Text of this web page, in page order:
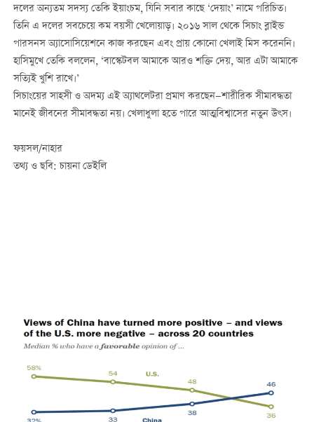
দলের অন্যতম সদস্য তেকি ইয়াংচম, যিনি সবার কাছে ‘দেয়াং’ নামে পরিচিত।
তিনি এ দলের সবচেয়ে কম বয়সী খেলোয়াড়। ২০১৬ সাল থেকে সিচাং ব্লাইন্ড
পারসনস অ্যাসোসিয়েশনে কাজ করছেন এবং প্রায় কোনো খেলাই মিস করেননি।
হাসিমুখে তেকি বললেন, ‘বাস্কেটবল আমাকে আরও শক্তি দেয়, আর এটা আমাকে
সত্যিই খুশি রাখে।’
সিচাংয়ের সাহসী ও অদম্য এই অ্যাথলেটরা প্রমাণ করছেন—শারীরিক সীমাবদ্ধতা
মানেই জীবনের সীমাবদ্ধতা নয়। খেলাধুলা হতে পারে আত্মবিশ্বাসের নতুন উৎস।
ফয়সল/নাহার
তথ্য ও ছবি: চায়না ডেইলি